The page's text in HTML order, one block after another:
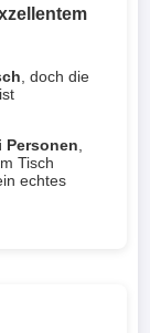
, doch die
Personen
Tisch
echtes